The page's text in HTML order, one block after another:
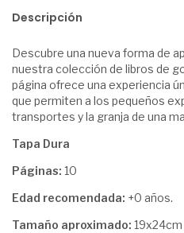
Descripción
Descubre una nueva forma de
nuestra colección de libros de
página ofrece una experiencia
que permiten a los pequeños
transportes y la granja de una
Tapa Dura
Páginas: 10
Edad recomendada: +0 años.
Tamaño aproximado: 19x24cm